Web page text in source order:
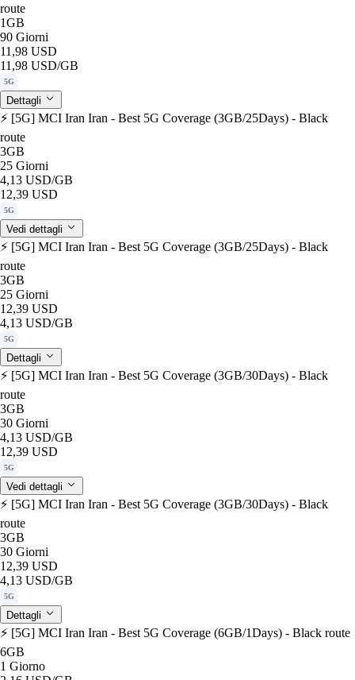
route
1GB
90 Giorni
11,98 USD
11,98 USD/GB
5G
Dettagli
⚡️ [5G] MCI Iran Iran - Best 5G Coverage (3GB/25Days) - Black
route
3GB
25 Giorni
4,13 USD/GB
12,39 USD
5G
Vedi dettagli
⚡️ [5G] MCI Iran Iran - Best 5G Coverage (3GB/25Days) - Black
route
3GB
25 Giorni
12,39 USD
4,13 USD/GB
5G
Dettagli
⚡️ [5G] MCI Iran Iran - Best 5G Coverage (3GB/30Days) - Black
route
3GB
30 Giorni
4,13 USD/GB
12,39 USD
5G
Vedi dettagli
⚡️ [5G] MCI Iran Iran - Best 5G Coverage (3GB/30Days) - Black
route
3GB
30 Giorni
12,39 USD
4,13 USD/GB
5G
Dettagli
⚡️ [5G] MCI Iran Iran - Best 5G Coverage (6GB/1Days) - Black route
6GB
1 Giorno